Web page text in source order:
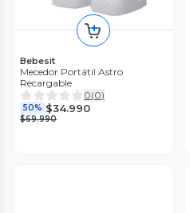
Bebesit
Mecedor Portátil Astro
Recargable
0(0)
50% $34.990
$69.990